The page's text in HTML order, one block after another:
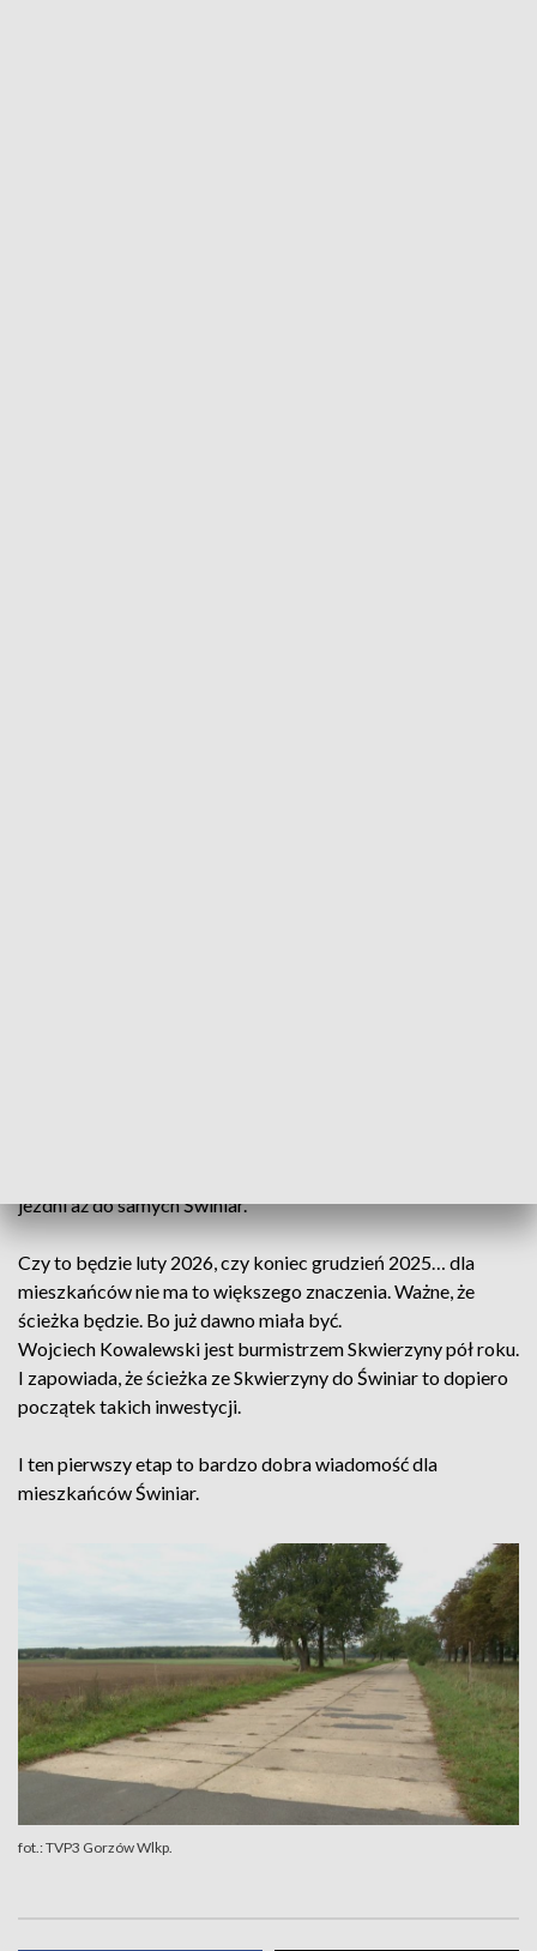
jezdni aż do samych Świniar.
Czy to będzie luty 2026, czy koniec grudzień 2025… dla
mieszkańców nie ma to większego znaczenia. Ważne, że
ścieżka będzie. Bo już dawno miała być.
Wojciech Kowalewski jest burmistrzem Skwierzyny pół roku.
I zapowiada, że ścieżka ze Skwierzyny do Świniar to dopiero
początek takich inwestycji.
I ten pierwszy etap to bardzo dobra wiadomość dla
mieszkańców Świniar.
fot.: TVP3 Gorzów Wlkp.